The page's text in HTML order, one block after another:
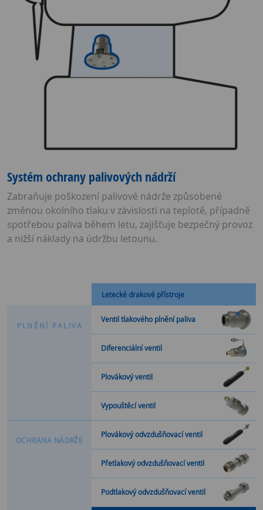
Systém ochrany palivových nádrží
Zabraňuje poškození palivové nádrže způsobené
změnou okolního tlaku v závislosti na teplotě, případně
spotřebou paliva během letu, zajišťuje bezpečný provoz
a nižší náklady na údržbu letounu.
Letecké drakové přístroje
P LN Ě N Í PAL IVA
Ventil tlakového plnění paliva
Diferenciální ventil
Plovákový ventil
Vypouštěcí ventil
OCHRANA NÁDRŽE
Plovákový odvzdušňovací ventil
Přetlakový odvzdušňovací ventil
Podtlakový odvzdušňovací ventil